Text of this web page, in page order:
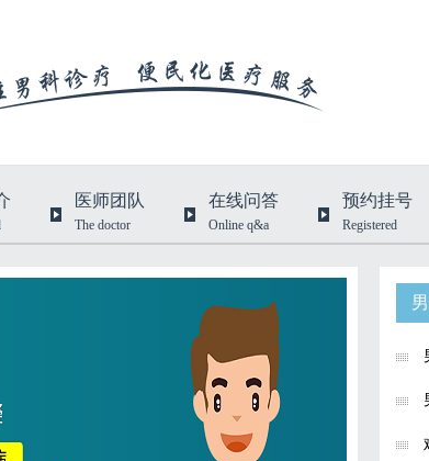
医师团队
The doctor
在线问答
Online q&a
预约挂号
Registered